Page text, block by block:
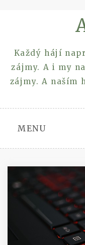
Každý hájí
zájmy. A i my
zájmy. A naším
MENU